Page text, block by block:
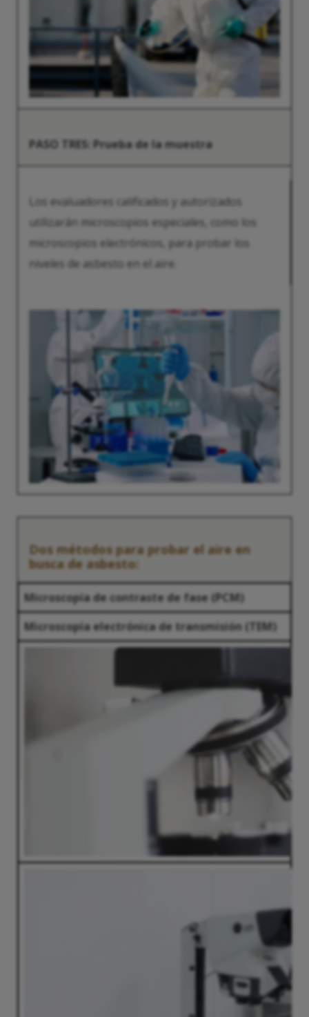
PASO TRES: Prueba de la muestra
Los evaluadores calificados y autorizados
utilizarán microscopios especiales, como los
microscopios electrónicos, para probar los
niveles de asbesto en el aire.
Dos métodos para probar el aire en
busca de asbesto:
Microscopía de contraste de fase (PCM)
Microscopía electrónica de transmisión (TEM)